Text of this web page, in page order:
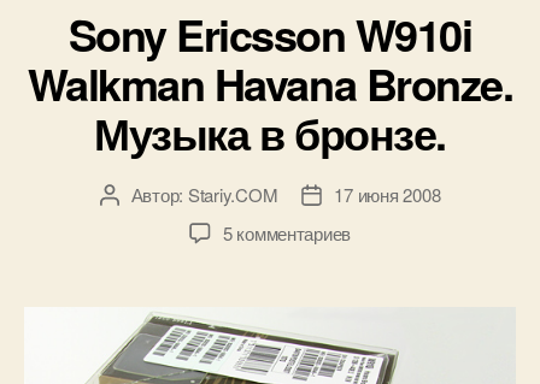
Sony Ericsson W910i
Walkman Havana Bronze.
Музыка в бронзе.
АвторАвтор: Stariy.COM
Дата17 июня 2008
5 комментариевк
W910i
Walkman